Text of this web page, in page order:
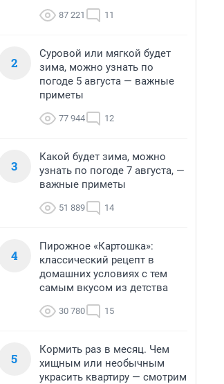
87 221 11
2
Суровой или мягкой будет
зима, можно узнать по
погоде 5 августа — важные
приметы
77 944 12
3
Какой будет зима, можно
узнать по погоде 7 августа, —
важные приметы
51 889 14
4
Пирожное «Картошка»:
классический рецепт в
домашних условиях с тем
самым вкусом из детства
30 780 15
5
Кормить раз в месяц. Чем
хищным или необычным
украсить квартиру — смотрим